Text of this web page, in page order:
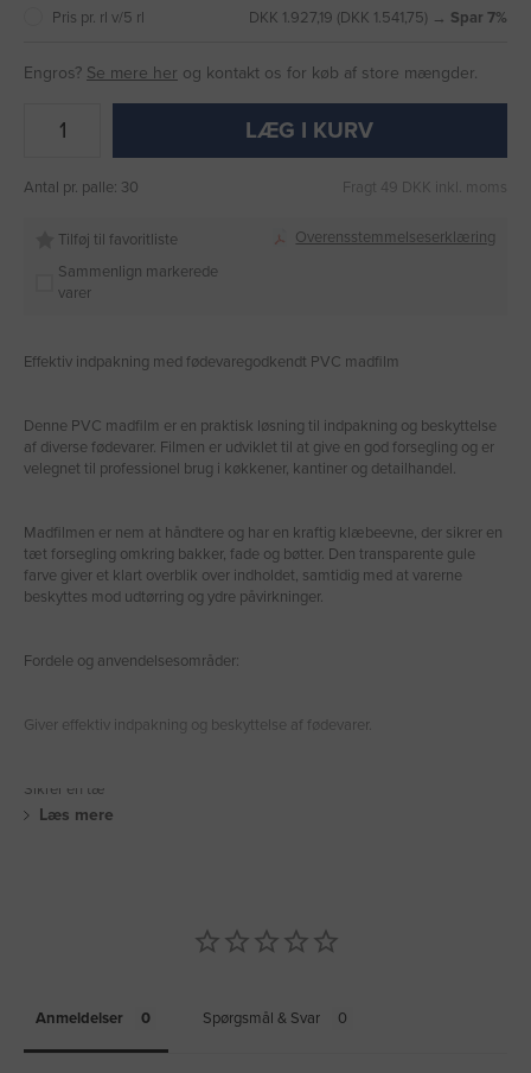
Pris pr. rl v/5 rl DKK 1.927,19 (DKK 1.541,75) → Spar 7%
Engros? Se mere her og kontakt os for køb af store mængder.
LÆG I KURV
Antal pr. palle: 30 Fragt 49 DKK inkl. moms
Tilføj til favoritliste
Sammenlign markerede
varer
Overensstemmelseserklæring
Effektiv indpakning med fødevaregodkendt PVC madfilm
Denne PVC madfilm er en praktisk løsning til indpakning og beskyttelse
af diverse fødevarer. Filmen er udviklet til at give en god forsegling og er
velegnet til professionel brug i køkkener, kantiner og detailhandel.
Madfilmen er nem at håndtere og har en kraftig klæbeevne, der sikrer en
tæt forsegling omkring bakker, fade og bøtter. Den transparente gule
farve giver et klart overblik over indholdet, samtidig med at varerne
beskyttes mod udtørring og ydre påvirkninger.
Fordele og anvendelsesområder:
Giver effektiv indpakning og beskyttelse af fødevarer.
Sikrer en tæ
Læs mere
Anmeldelser Spørgsmål & Svar